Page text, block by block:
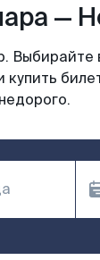
—
купить
недорого.